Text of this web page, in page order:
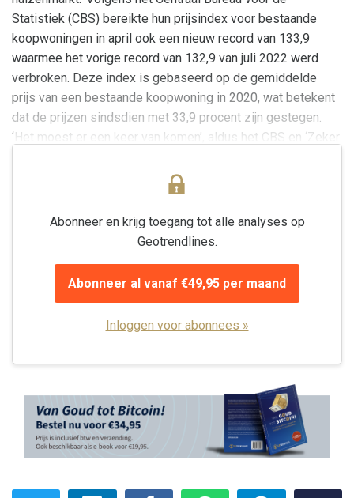
Statistiek (CBS) bereikte hun prijsindex voor bestaande
koopwoningen in april ook een nieuw record van 133,9
waarmee het vorige record van 132,9 van juli 2022 werd
verbroken. Deze index is gebaseerd op de gemiddelde
prijs van een bestaande koopwoning in 2020, wat betekent
dat de prijzen sindsdien met 33,9 procent zijn gestegen.
‘Het moest er een keer van komen’, aldus het CBS en ‘Zeker
Abonneer en krijg toegang tot alle analyses op
Geotrendlines.
Abonneer al vanaf €49,95 per maand
Inloggen voor abonnees »